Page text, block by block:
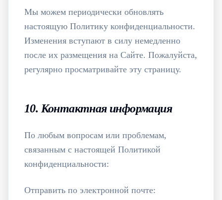
Мы можем периодически обновлять
настоящую Политику конфиденциальности.
Изменения вступают в силу немедленно
после их размещения на Сайте. Пожалуйста,
регулярно просматривайте эту страницу.
10. Контактная информация
По любым вопросам или проблемам,
связанным с настоящей Политикой
конфиденциальности:
Отправить по электронной почте: